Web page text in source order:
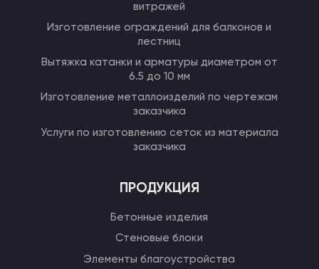
витражей
Изготовление ограждений для балконов и
лестниц
Вытяжка катанки и арматуры диаметром от
6.5 до 10 мм
Изготовление металлоизделий по чертежам
заказчика
Услуги по изготовлению сеток из материала
заказчика
ПРОДУКЦИЯ
Бетонные изделия
Стеновые блоки
Элементы благоустройства